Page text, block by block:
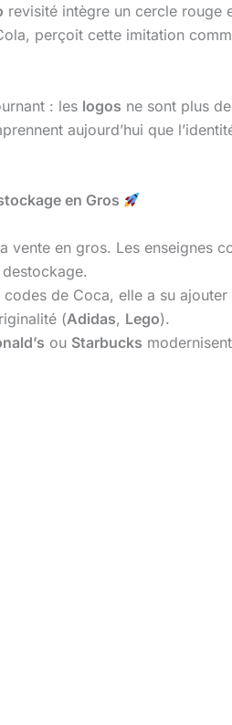
revisité intègre un cercle rouge
perçoit cette imitation
: les logos ne sont plus
aujourd’hui que
en Gros
vente en gros. Les enseignes
codes de Coca, elle a su
(Adidas, Lego).
ou Starbucks